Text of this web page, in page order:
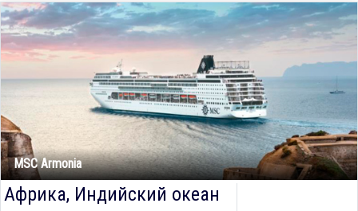
MSC Armonia
Африка, Индийский океан